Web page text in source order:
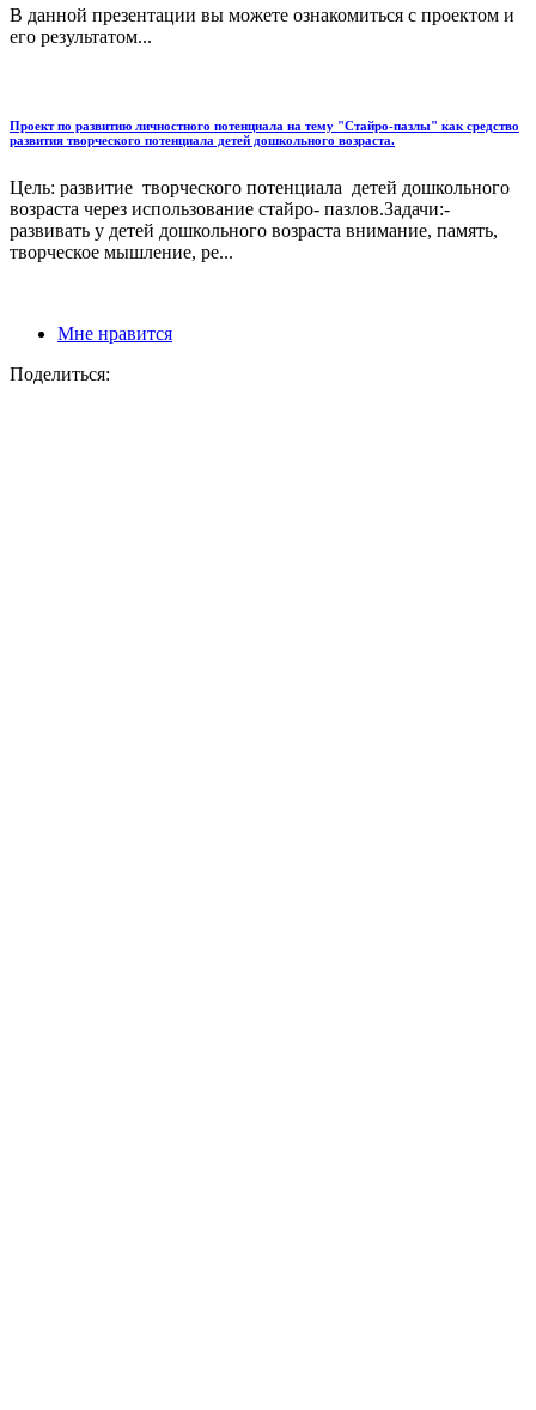
В данной презентации вы можете ознакомиться с проектом и
его результатом...
Проект по развитию личностного потенциала на тему "Стайро-пазлы" как средство
развития творческого потенциала детей дошкольного возраста.
Цель: развитие творческого потенциала детей дошкольного
возраста через использование стайро- пазлов.Задачи:-
развивать у детей дошкольного возраста внимание, память,
творческое мышление, ре...
Мне нравится
Поделиться: